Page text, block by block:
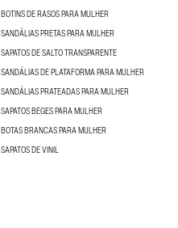
BOTINS DE RASOS PARA MULHER
SANDÁLIAS PRETAS PARA MULHER
SAPATOS DE SALTO TRANSPARENTE
SANDÁLIAS DE PLATAFORMA PARA MULHER
SANDÁLIAS PRATEADAS PARA MULHER
SAPATOS BEGES PARA MULHER
BOTAS BRANCAS PARA MULHER
SAPATOS DE VINIL